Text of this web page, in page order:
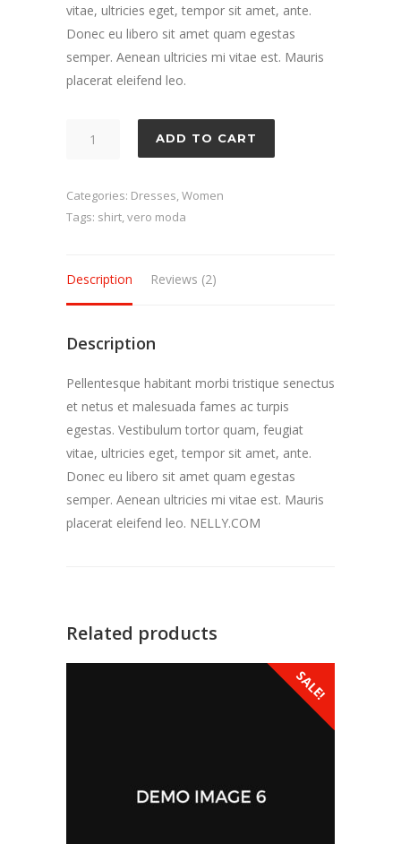
vitae, ultricies eget, tempor sit amet, ante.
Donec eu libero sit amet quam egestas
semper. Aenean ultricies mi vitae est. Mauris
placerat eleifend leo.
ADD TO CART
Categories: Dresses,Women
Tags: shirt,vero moda
Description Reviews (2)
Description
Pellentesque habitant morbi tristique senectus
et netus et malesuada fames ac turpis
egestas. Vestibulum tortor quam, feugiat
vitae, ultricies eget, tempor sit amet, ante.
Donec eu libero sit amet quam egestas
semper. Aenean ultricies mi vitae est. Mauris
placerat eleifend leo. NELLY.COM
Related products
SALE!